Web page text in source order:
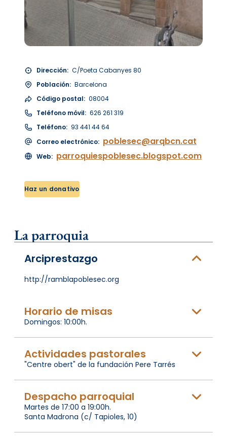
Dirección: C/Poeta Cabanyes 80
Población: Barcelona
Código postal: 08004
Teléfono móvil: 626 261 319
Teléfono: 93 441 44 64
Correo electrónico: poblesec@arqbcn.cat
Web: parroquiespoblesec.blogspot.com
Haz un donativo
La parroquia
Arciprestazgo
http://ramblapoblesec.org
Horario de misas
Domingos: 10:00h.
Actividades pastorales
"Centre obert" de la fundación Pere Tarrés
Despacho parroquial
Martes de 17:00 a 19:00h.
Santa Madrona (c/ Tapioles, 10)